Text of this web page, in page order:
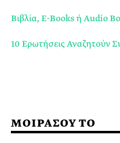
Βιβλία, E-Books ή Audio
10 Ερωτήσεις Αναζητούν
ΜΟΙΡΑΣΟΥ ΤΟ